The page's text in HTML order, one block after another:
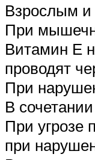
Взрослым и
При
Витамин Е
проводят
При
В
При угрозе
при